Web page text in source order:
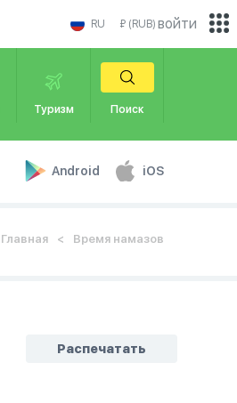
RU ₽ (RUB)
Туризм Поиск
Android iOS
войти
Главная Время намазов
Распечатать